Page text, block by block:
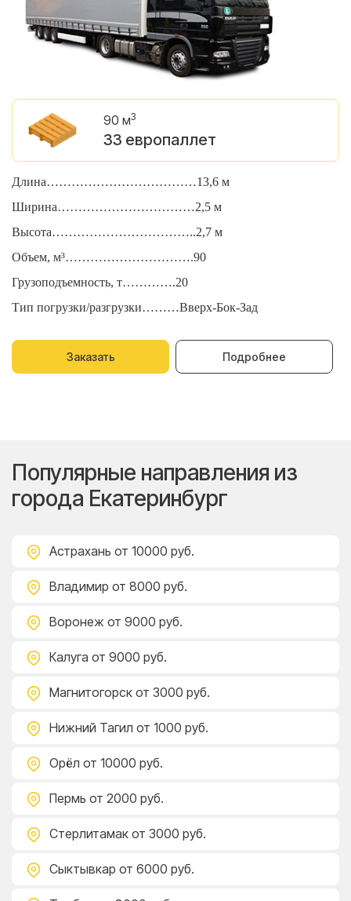
90 м3
33 европаллет
Длина………………………………13,6 м
Ширина……………………………2,5 м
Высота……………………………..2,7 м
Объем, м³………………………….90
Грузоподъемность, т………….20
Тип погрузки/разгрузки………Вверх-Бок-Зад
Заказать Подробнее
Популярные направления из
города Екатеринбург
Астрахань от 10000 руб.
Владимир от 8000 руб.
Воронеж от 9000 руб.
Калуга от 9000 руб.
Магнитогорск от 3000 руб.
Нижний Тагил от 1000 руб.
Орёл от 10000 руб.
Пермь от 2000 руб.
Стерлитамак от 3000 руб.
Сыктывкар от 6000 руб.